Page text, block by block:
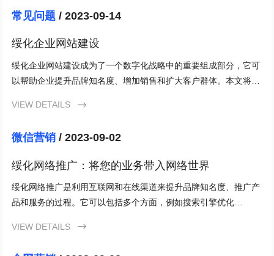
常见问题 / 2023-09-14
绥化企业网站建设
绥化企业网站建设成为了一个数字化战略中的重要组成部分，它可
以帮助企业提升品牌知名度、增加销售和扩大客户群体。本文将重
VIEW DETAILS 
微信营销 / 2023-09-02
绥化网络推广：将您的业务带入网络世界
绥化网络推广是利用互联网和在线渠道来提升品牌知名度、推广产
品和服务的过程。它可以包括多个方面，例如搜索引擎优化
VIEW DETAILS
